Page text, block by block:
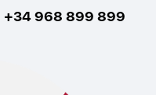
+34 968 899 899